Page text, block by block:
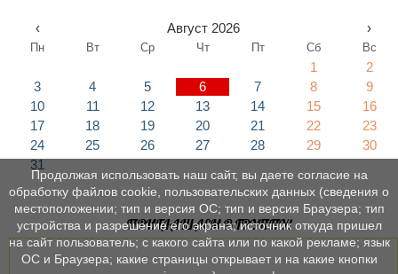
‹ Август 2026 ›
Пн Вт Ср Чт Пт Сб Вс
1
2
3
4 5 6 7 8
9
10
11 12 13 14 15
16
17
18 19 20 21 22
23
24
25 26 27 28 29
30
31
ПРИГЛАШАЕМ В ГРУППУ!
Продолжая использовать наш сайт, вы даете согласие на
обработку файлов cookie, пользовательских данных (сведения о
местоположении; тип и версия ОС; тип и версия Браузера; тип
устройства и разрешение его экрана; источник откуда пришел
на сайт пользователь; с какого сайта или по какой рекламе; язык
ОС и Браузера; какие страницы открывает и на какие кнопки